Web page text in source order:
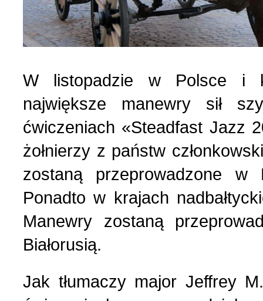
Куточок юного
W listopadzie w Polsce i
największe manewry sił
ćwiczeniach «Steadfast Jazz
żołnierzy z państw
zostaną przeprowadzone
Ponadto w krajach
Manewry zostaną
Białorusią.
Jak tłumaczy major Jeffrey